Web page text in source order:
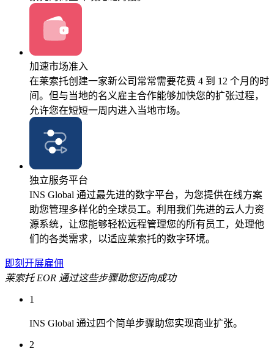
加速市场准入
在莱索托创建一家新公司常常需要花费 4 到 12 个月的时
间。但与当地的名义雇主合作能够加快您的扩张过程，
允许您在短短一周内进入当地市场。
独立服务平台
INS Global 通过最先进的数字平台，为您提供在线方案
助您管理多样化的全球员工。利用我们先进的云人力资
源系统，让您能够轻松远程管理您的所有员工，处理他
们的各类需求，以适应莱索托的数字环境。
即刻开展雇佣
莱索托 EOR 通过这些步骤助您迈向成功
1
INS Global 通过四个简单步骤助您实现商业扩张。
2